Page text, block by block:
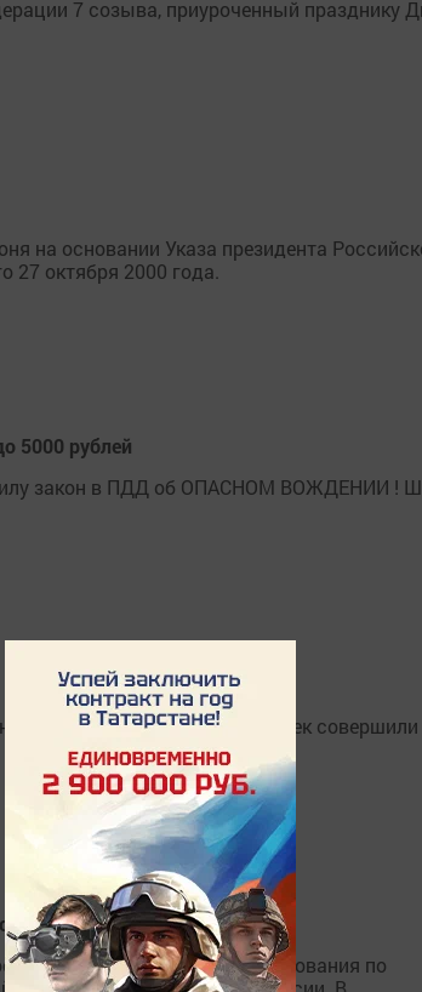
7 созыва, приуроченный празднику
на основании Указа президента
октября 2000 года.
5000 рублей
силу закон в ПДД об ОПАСНОМ ВОЖДЕНИИ !
Волгоград-Казань" 150 человек совершили
Дрожжаное состоятся соревнования по